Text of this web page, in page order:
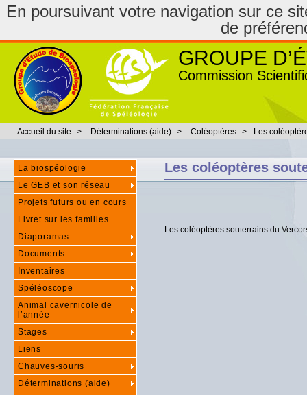
En poursuivant votre navigation sur ce
de
GROUPE
Commission
Accueil du site > Déterminations (aide) > Coléoptères > Les
Les coléoptères
Les coléoptères souterrains du
La biospéologie
Le GEB et son réseau
Projets futurs ou en cours
Livret sur les familles
Diaporamas
Documents
Inventaires
Spéléoscope
Animal cavernicole de
l’année
Stages
Liens
Chauves-souris
Déterminations (aide)